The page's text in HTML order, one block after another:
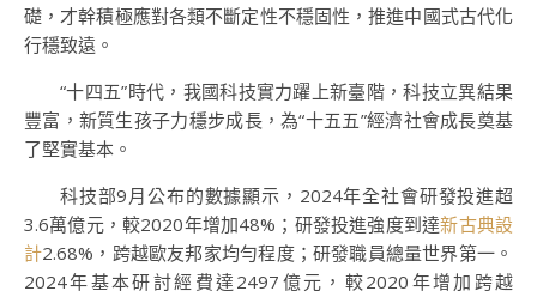
礎，才幹積極應對各類不斷定性不穩固性，推進中國式古代化
行穩致遠。
“十四五”時代，我國科技實力躍上新臺階，科技立異結果
豐富，新質生孩子力穩步成長，為“十五五”經濟社會成長奠基
了堅實基本。
科技部9月公布的數據顯示，2024年全社會研發投進超
3.6萬億元，較2020年增加48%；研發投進強度到達新古典設
計2.68%，跨越歐友邦家均勻程度；研發職員總量世界第一。
2024年基本研討經費達2497億元，較2020年增加跨越